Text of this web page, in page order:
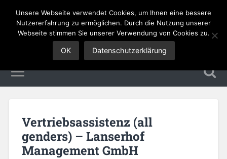
Sales Jobs
Vertriebsassistenz (all
genders) – Lanserhof
Management GmbH
Unsere Webseite verwendet Cookies, um Ihnen eine bessere
Nutzererfahrung zu ermöglichen. Durch die Nutzung unserer
Webseite stimmen Sie unserer Verwendung von Cookies zu.
OK Datenschutzerklärung